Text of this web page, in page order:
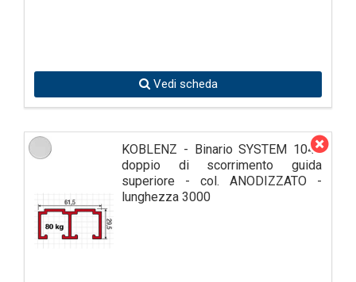
Vedi scheda
KOBLENZ - Binario SYSTEM 1040
doppio di scorrimento guida
superiore - col. ANODIZZATO -
lunghezza 3000